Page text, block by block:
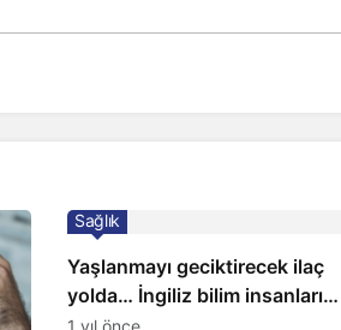
Yaşlanmayı geciktirecek ilaç
yolda… İngiliz bilim insanları
açıkladı!
Sağlık
1 yıl önce